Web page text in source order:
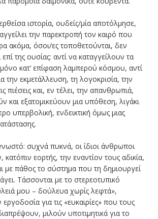
ιστορία, ουδείς/μία αποτόλμησε,
την παρεκτροπή τον καιρό που
ακόμα, όσοι/ες τοποθετούνται, δεν
της ουσίας: αντί να καταγγείλουν τα
κατ’ επίφαση λαμπερού κόσμου, αντί
την εκμετάλλευση, τη λογοκρισία, την
πιέσεις και, εν τέλει, την απανθρωπιά,
και εξατομικεύουν μια υπόθεση, λιγάκι
υπερβολική, ενδεικτική όμως μιας
συχνά πυκνά, οι ίδιοι άνθρωποι
εορτής, την εναντίον τους αδικία,
με πάθος το σύστημα που τη δημιουργεί
Τάσσονται με το στερεοτυπικό
μου – δούλευα χωρίς λεφτά»,
για τις «ευκαιρίες» που τους
μιλούν υποτιμητικά για το